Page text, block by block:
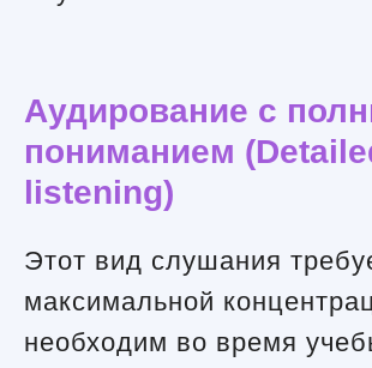
Аудирование с
пониманием
listening)
Этот вид слушания
максимальной
необходим во время